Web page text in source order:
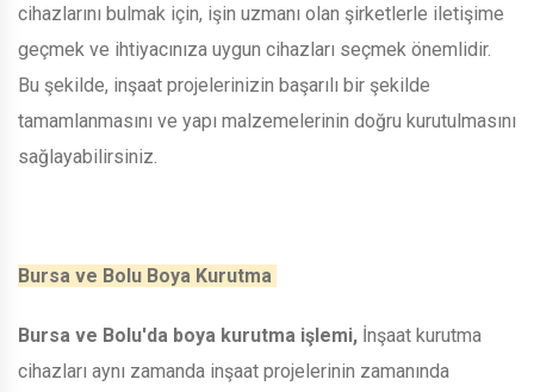
cihazlarını bulmak için, işin uzmanı olan şirketlerle iletişime
geçmek ve ihtiyacınıza uygun cihazları seçmek önemlidir.
Bu şekilde, inşaat projelerinizin başarılı bir şekilde
tamamlanmasını ve yapı malzemelerinin doğru kurutulmasını
sağlayabilirsiniz.
Bursa ve Bolu Boya Kurutma
Bursa ve Bolu'da boya kurutma işlemi, İnşaat kurutma
cihazları aynı zamanda inşaat projelerinin zamanında